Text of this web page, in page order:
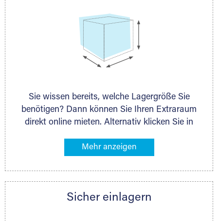
Sie wissen bereits, welche Lagergröße Sie
benötigen? Dann können Sie Ihren Extraraum
direkt online mieten. Alternativ klicken Sie in
Gegenstände an, die Sie einlagern möchten –
ermittelt. Natürlich steht Ihnen Ihr Extraraum
persönlich hinsichtlich Lagervolumen und zu
Sicher einlagern